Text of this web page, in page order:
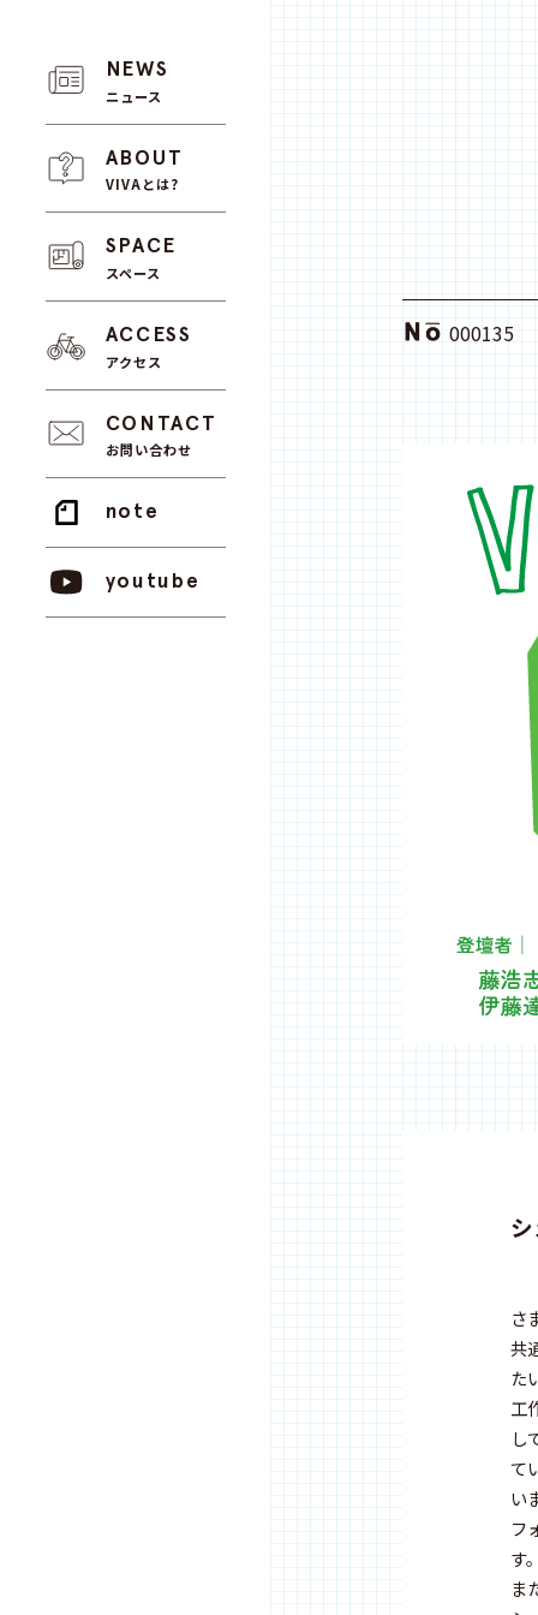
NEWS
ニュース
ABOUT
VIVAとは?
SPACE
スペース
ACCESS
アクセス
CONTACT
お問い合わせ
note
youtube
000135
さ
共
た
工
し
て
い
フ
す
ま